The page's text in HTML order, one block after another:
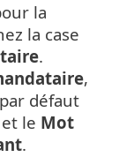
la
la case
.
,
défaut
et le Mot
.